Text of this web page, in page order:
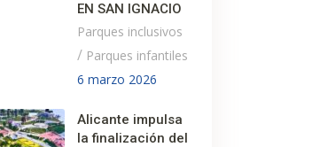
EN SAN IGNACIO
Parques inclusivos
/ Parques infantiles
6 marzo 2026
Alicante impulsa
la finalización del